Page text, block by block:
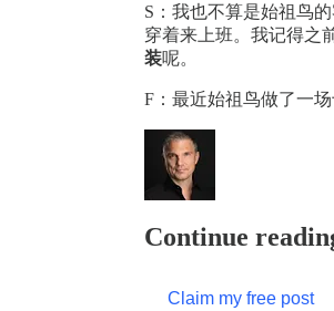
S：我也不算是始祖鸟
穿着来上班。我记得之
装呢。
F：最近始祖鸟做了一
Continue
Claim my free post